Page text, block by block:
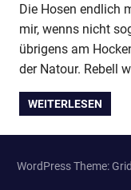
Die Hosen endlich
mir, wenns nicht
übrigens am
der Natour. Rebell
WEITERLESEN
WordPress Theme: